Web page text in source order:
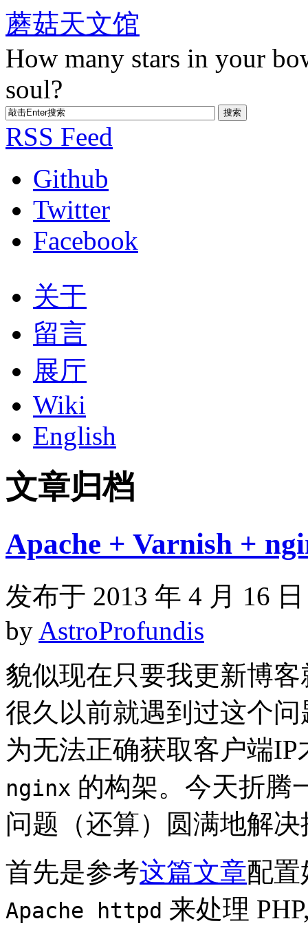
蘑菇天文馆
How many stars in your
soul?
RSS Feed
Github
Twitter
Facebook
关于
留言
展厅
Wiki
English
文章归档
Apache + Varnish +
发布于 2013 年 4 月 16 日
by AstroProfundis
貌似现在只要我更新博
很久以前就遇到过这个
为无法正确获取客户端
nginx 的构架。今天折腾
问题（还算）圆满地解决
首先是参考这篇文章配置
Apache httpd 来处理